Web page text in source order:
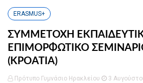
ERASMUS+
ΣΥΜΜΕΤΟΧΗ
ΕΠΙΜΟΡΦΩΤΙΚΟ
(ΚΡΟΑΤΙΑ)
Πρότυπο Γυμνάσιο Ηρακλείου 3